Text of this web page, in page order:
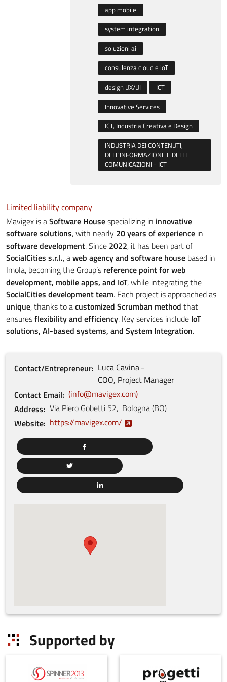
app mobile
system integration
soluzioni ai
consulenza cloud e ioT
design UX/UI
ICT
Innovative Services
ICT, Industria Creativa e Design
INDUSTRIA DEI CONTENUTI,
DELL'INFORMAZIONE E DELLE
COMUNICAZIONI - ICT
Limited liability company
Mavigex is aSoftware Housespecializing in innovative
software solutions, with nearly 20 years of experience in
software development. Since 2022, it has been part of
SocialCities s.r.l., aweb agency and software house based in
Imola, becoming the Group’s reference point for web
development, mobile apps, and IoT, while integrating the
SocialCities development team. Each project is approached as
unique, thanks to acustomized Scrumban method that
ensuresflexibility and efficiency. Key services include IoT
solutions, AI-based systems, and System Integration.
Contact/Entrepreneur Luca Cavina
COO, Project Manager
Contact Email
info@mavigex.com
Address Via Piero Gobetti 52, Bologna(BO)
Website https://mavigex.com/
Supported by